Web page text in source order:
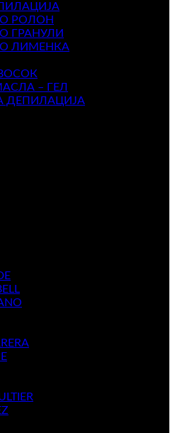
РОЛОН
ГРАНУЛИ
ЛИМЕНКА
– ГЕЛ
ДЕПИЛАЦИЈА